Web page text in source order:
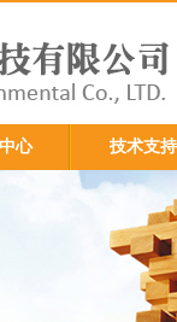
心 技术支持